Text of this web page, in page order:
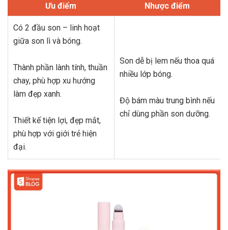
Ưu điểm Nhược điểm
Có 2 đầu son – linh hoạt
giữa son lì và bóng.
Thành phần lành tính, thuần
chay, phù hợp xu hướng
làm đẹp xanh.
Thiết kế tiện lợi, đẹp mắt,
phù hợp với giới trẻ hiện
đại.
Son dễ bị lem nếu thoa quá
nhiều lớp bóng.
Độ bám màu trung bình nếu
chỉ dùng phần son dưỡng.